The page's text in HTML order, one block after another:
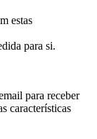
estas
para si.
para receber
características